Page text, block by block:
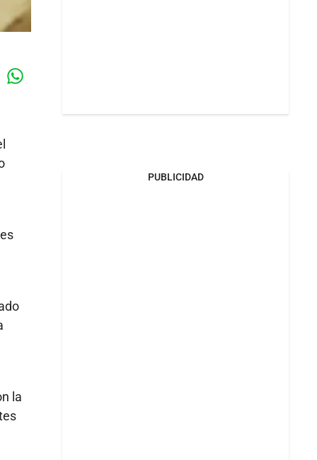
la
PUBLICIDAD